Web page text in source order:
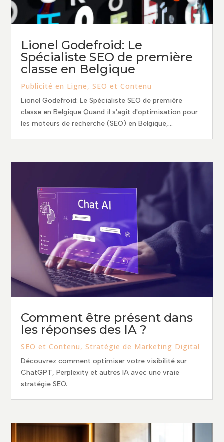
Lionel Godefroid: Le
Spécialiste SEO de première
classe en Belgique
Publicité en Ligne,SEO et Contenu
Lionel Godefroid: Le Spécialiste SEO de première
classe en Belgique Quand il s'agit d'optimisation pour
les moteurs de recherche (SEO) en Belgique,...
Comment être présent dans
les réponses des IA ?
SEO et Contenu,Stratégie de Marketing Digital
Découvrez comment optimiser votre visibilité sur
ChatGPT, Perplexity et autres IA avec une vraie
stratégie SEO.